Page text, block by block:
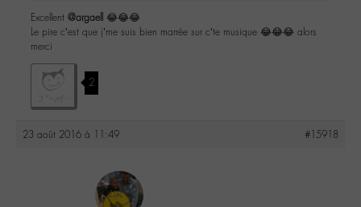
Excellent @argaell 😂😂😂
Le pire c’est que j’me suis bien marrée sur c’te musique 😂😂😂 alors
merci
2
23 août 2016 à 11:49 #15918